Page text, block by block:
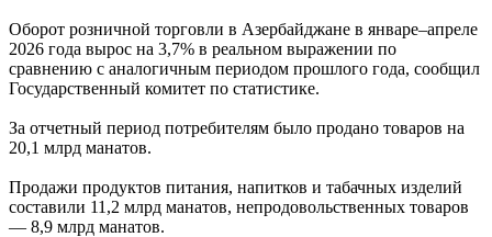
Оборот розничной торговли в Азербайджане в январе–апреле
2026 года вырос на 3,7% в реальном выражении по
сравнению с аналогичным периодом прошлого года, сообщил
Государственный комитет по статистике.
За отчетный период потребителям было продано товаров на
20,1 млрд манатов.
Продажи продуктов питания, напитков и табачных изделий
составили 11,2 млрд манатов, непродовольственных товаров
— 8,9 млрд манатов.